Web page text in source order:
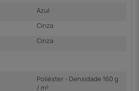
Azul
Cinza
Cinza
Poliéster - Densidade 160 g
/ m²